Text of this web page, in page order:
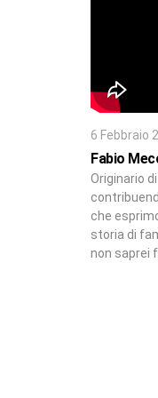
6 Febbraio
Fabio
Originario
che
storia di
non saprei